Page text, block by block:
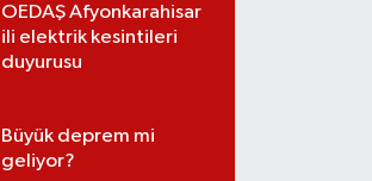
OEDAŞ Afyonkarahisar
ili elektrik kesintileri
duyurusu
Büyük deprem mi
geliyor?